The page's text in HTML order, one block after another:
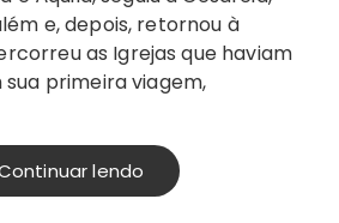
e, depois, retornou à
as Igrejas que haviam
primeira viagem,
lendo